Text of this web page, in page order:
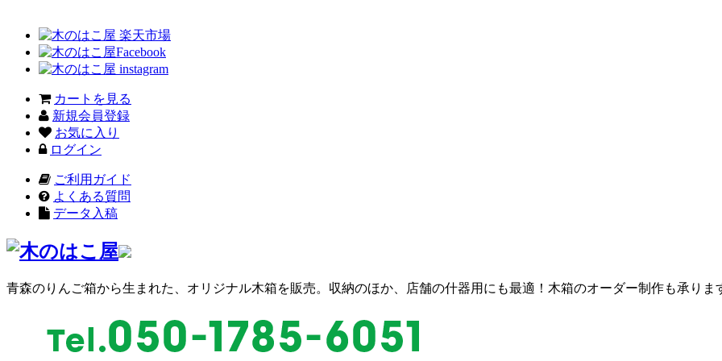
カートを見る
新規会員登録
お気に入り
ログイン
ご利用ガイド
よくある質問
データ入稿
青森のりんご箱から生まれた、オリジナル木箱を販売。収納のほか、店舗の什器用にも最適！木箱のオーダー制作も承りま